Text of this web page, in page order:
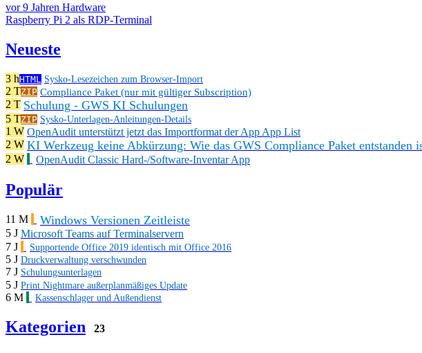
vor 9 Jahren Hardware
Raspberry Pi 2 als RDP-Terminal
Neueste
3 hHTML Sysko-Lesezeichen zum Browser-Import
2 TZIP Compliance Paket (nur mit gültiger Subscription)
2 T Schulung - GWS KI Schulungen
5 TZIP Sysko-Unterlagen-Anleitungen-Details
1 W OpenAudit unterstützt jetzt das Importformat der App App List
2 W KI Werkzeug keine Abkürzung: Wie das GWS Compliance Paket entstanden
2 W OpenAudit Classic Hard-/Software-Inventar App
Populär
11 M Windows Versionen Zeitleiste
5 J Microsoft Teams auf Terminalservern
7 J
Supportende Office 2019 identisch mit Office 2016
5 J Druckverwaltung verschwunden
7 J Schulungsunterlagen
5 J Print Nightmare außerplanmäßiges Update
6 M Kassenschlager und Außendienst
Kategorien 23